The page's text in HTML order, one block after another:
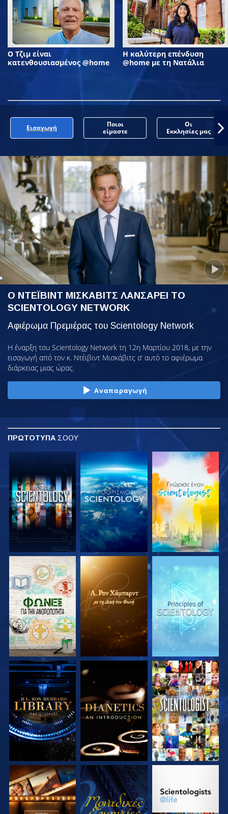
Ο Τζιμ είναι
κατενθουσιασμένος @home
Η καλύτερη επένδυση
@home με τη Νατάλια
Εισαγωγή
Ποιοι
είμαστε
Οι
Εκκλησίες μας
Ο ΝΤΕΪΒΙΝΤ ΜΙΣΚΑΒΙΤΣ ΛΑΝΣΑΡΕΙ ΤΟ
SCIENTOLOGY NETWORK
Αφιέρωμα Πρεμιέρας του Scientology Network
Η έναρξη του Scientology Network τη 12η Μαρτίου 2018, με την
εισαγωγή από τον κ. Ντέιβιντ Μισκάβιτς σ’ αυτό το αφιέρωμα
διάρκειας μιας ώρας.
Αναπαραγωγή
ΠΡΩΤΟΤΥΠΑ ΣΟΟΥ
ΕΞΕΡΕΥΝΗΣΤΕ ΤΗ
ΣΕΙΡΑ
ΕΞΕΡΕΥΝΗΣΤΕ ΤΗ
ΣΕΙΡΑ
ΕΞΕΡΕΥΝΗΣΤΕ ΤΗ
ΣΕΙΡΑ
ΕΞΕΡΕΥΝΗΣΤΕ ΤΗ
ΣΕΙΡΑ
ΕΞΕΡΕΥΝΗΣΤΕ ΤΗ
ΣΕΙΡΑ
ΠΑΡΑΚΟΛΟΥΘΗΣΤΕ
ΕΞΕΡΕΥΝΗΣΤΕ ΤΗ
ΣΕΙΡΑ
ΠΑΡΑΚΟΛΟΥΘΗΣΤΕ
ΕΞΕΡΕΥΝΗΣΤΕ ΤΗ